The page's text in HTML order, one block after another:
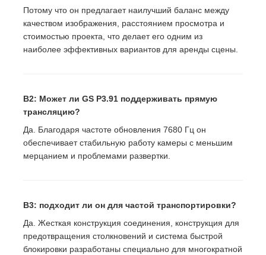
Потому что он предлагает наилучший баланс между
качеством изображения, расстоянием просмотра и
стоимостью проекта, что делает его одним из
наиболее эффективных вариантов для аренды сцены.
В2: Может ли GS P3.91 поддерживать прямую
трансляцию?
Да. Благодаря частоте обновления 7680 Гц он
обеспечивает стабильную работу камеры с меньшим
мерцанием и проблемами развертки.
В3: подходит ли он для частой транспортировки?
Да. Жесткая конструкция соединения, конструкция для
предотвращения столкновений и система быстрой
блокировки разработаны специально для многократной